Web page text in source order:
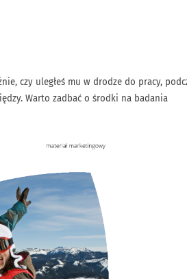
czy uległeś mu w drodze do pracy,
Warto zadbać o środki na badania